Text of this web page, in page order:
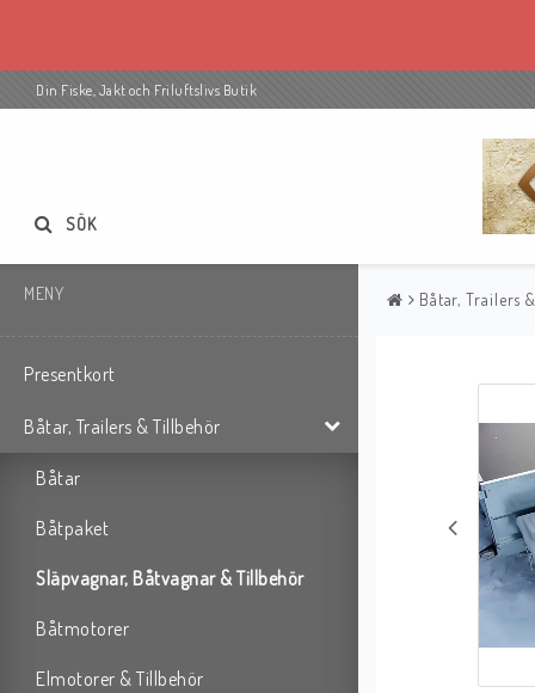
Din Fiske, Jakt och Friluftslivs Butik
SÖK
MENY
Presentkort
Båtar, Trailers & Tillbehör
Båtar
Båtpaket
Släpvagnar, Båtvagnar & Tillbehör
Båtmotorer
Elmotorer & Tillbehör
Båtar, Trailers